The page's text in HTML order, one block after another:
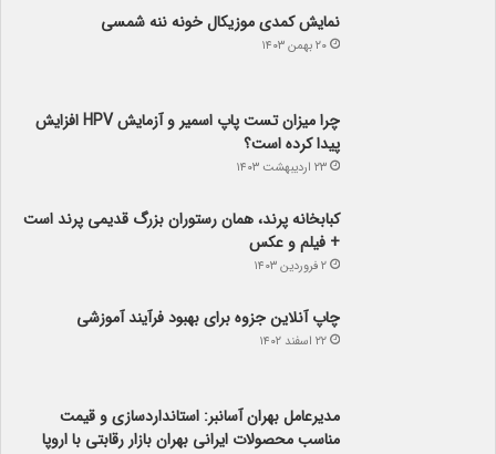
نمایش کمدی موزیکال خونه ننه شمسی
۲۰ بهمن ۱۴۰۳
چرا میزان تست پاپ اسمیر و آزمایش HPV افزایش
پیدا کرده است؟
۲۳ اردیبهشت ۱۴۰۳
کبابخانه پرند، همان رستوران بزرگ قدیمی پرند است
+ فیلم و عکس
۲ فروردین ۱۴۰۳
چاپ آنلاین جزوه برای بهبود فرآیند آموزشی
۲۲ اسفند ۱۴۰۲
مدیرعامل بهران آسانبر: استانداردسازی و قیمت
مناسب محصولات ایرانی بهران بازار رقابتی با اروپا